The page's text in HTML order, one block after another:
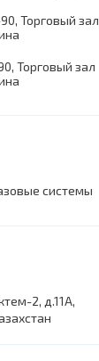
Торговый зал
Торговый зал
системы
2, д.11А,